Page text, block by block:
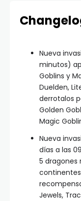
Nueva
minutos)
Goblins y
Duelden,
derrotalos
Golden
Magic
Nueva
días a las
5 dragones
Jewels,